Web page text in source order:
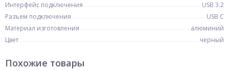
Интерфейс подключения
USB 3.2
Разъем подключения
USB C
Материал изготовления
алюминий
Цвет
черный
Похожие товары